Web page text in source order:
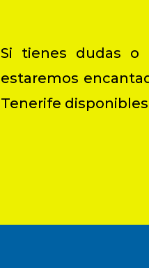
Si tienes dudas o
estaremos
Tenerife